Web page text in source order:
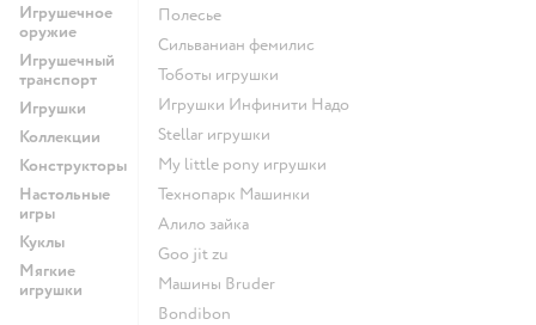
Игрушечное
оружие
Игрушечный
транспорт
Игрушки
Коллекции
Конструкторы
Настольные
игры
Куклы
Мягкие
игрушки
Полесье
Сильваниан фемилис
Тоботы игрушки
Игрушки Инфинити Надо
Stellar игрушки
my little pony игрушки
Технопарк Машинки
Алило зайка
Goo jit zu
Машины Bruder
Bondibon